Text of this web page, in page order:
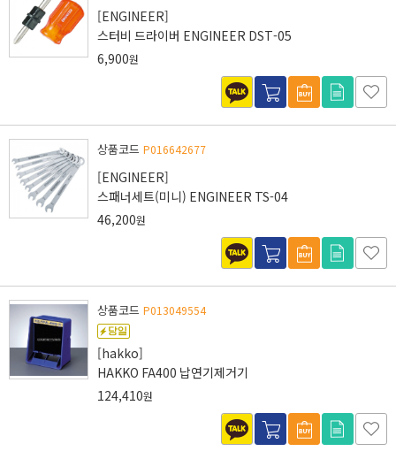
[ENGINEER]
스터비 드라이버 ENGINEER DST-05
6,900원
상품코드 P016642677
[ENGINEER]
스패너세트(미니) ENGINEER TS-04
46,200원
상품코드 P013049554
[hakko]
HAKKO FA400 납연기제거기
124,410원